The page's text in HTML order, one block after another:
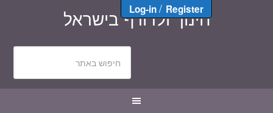
Log-in/ Register
חינוך ולדורף בישראל